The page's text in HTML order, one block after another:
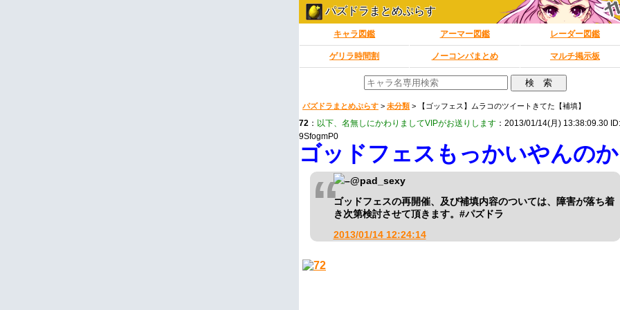
パズドラまとめぷらす
キャラ図鑑 アーマー図鑑 レーダー図鑑
ゲリラ時間割 ノーコンパまとめ マルチ掲示板
パズドラまとめぷらす > 未分類 > 【ゴッフェス】ムラコのツイートきてた【補填】
72 ： 以下、名無しにかわりましてVIPがお送りします ：2013/01/14(月) 13:38:09.30
9SfogmP0
ゴッドフェスもっかいやんのか
–@pad_sexy
ゴッドフェスの再開催、及び補填内容のついては、障害が落ち着
き次第検討させて頂きます。#パズドラ
2013/01/14 12:24:14